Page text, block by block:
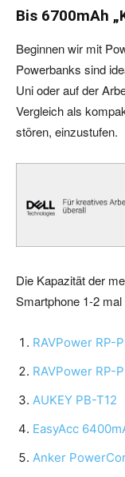
Bis 6700mAh
Beginnen wir mit
Powerbanks sind
Uni oder auf der
Vergleich als
stören, einzustufen.
Die Kapazität der
Smartphone 1-2
RAVPower RP-
RAVPower RP-
AUKEY PB-T12
EasyAcc
Anker